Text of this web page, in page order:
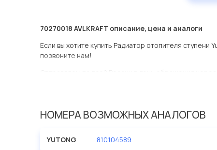
70270018 AVLKRAFT описание, цена и аналоги
Если вы хотите купить Радиатор отопителя ступени
позвоните нам!
У данной детали есть аналоги с номерами, убедитесь
представлены в большом ассортименте.
НОМЕРА ВОЗМОЖНЫХ АНАЛОГОВ
YUTONG 810104589